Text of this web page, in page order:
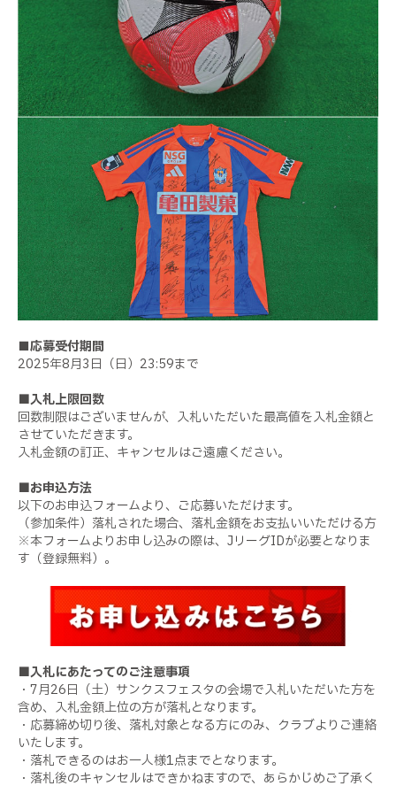
■応募受付期間
2025年8月3日（日）23:59まで
■入札上限回数
回数制限はございませんが、入札いただいた最高値を入札金額と
させていただきます。
入札金額の訂正、キャンセルはご遠慮ください。
■お申込方法
以下のお申込フォームより、ご応募いただけます。
（参加条件）落札された場合、落札金額をお支払いいただける方
※本フォームよりお申し込みの際は、JリーグIDが必要となりま
す（登録無料）。
■入札にあたってのご注意事項
・7月26日（土）サンクスフェスタの会場で入札いただいた方を
含め、入札金額上位の方が落札となります。
・応募締め切り後、落札対象となる方にのみ、クラブよりご連絡
いたします。
・落札できるのはお一人様1点までとなります。
・落札後のキャンセルはできかねますので、あらかじめご了承く